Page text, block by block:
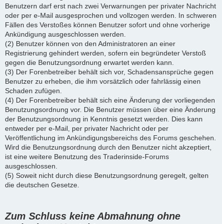
Benutzern darf erst nach zwei Verwarnungen per privater Nachricht
oder per e-Mail ausgesprochen und vollzogen werden. In schweren
Fällen des Verstoßes können Benutzer sofort und ohne vorherige
Ankündigung ausgeschlossen werden.
(2) Benutzer können von den Administratoren an einer
Registrierung gehindert werden, sofern ein begründeter Verstoß
gegen die Benutzungsordnung erwartet werden kann.
(3) Der Forenbetreiber behält sich vor, Schadensansprüche gegen
Benutzer zu erheben, die ihm vorsätzlich oder fahrlässig einen
Schaden zufügen.
(4) Der Forenbetreiber behält sich eine Änderung der vorliegenden
Benutzungsordnung vor. Die Benutzer müssen über eine Änderung
der Benutzungsordnung in Kenntnis gesetzt werden. Dies kann
entweder per e-Mail, per privater Nachricht oder per
Veröffentlichung im Ankündigungsbereichs des Forums geschehen.
Wird die Benutzungsordnung durch den Benutzer nicht akzeptiert,
ist eine weitere Benutzung des Traderinside-Forums
ausgeschlossen.
(5) Soweit nicht durch diese Benutzungsordnung geregelt, gelten
die deutschen Gesetze.
Zum Schluss keine Abmahnung ohne